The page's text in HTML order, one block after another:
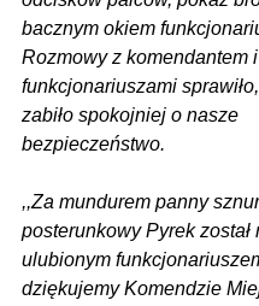
bacznym okiem
Rozmowy z komendantem i
funkcjonariuszami
zabiło spokojniej o nasze
bezpieczeństwo.
,,Za mundurem panny
posterunkowy Pyrek został
ulubionym
dziękujemy Komendzie